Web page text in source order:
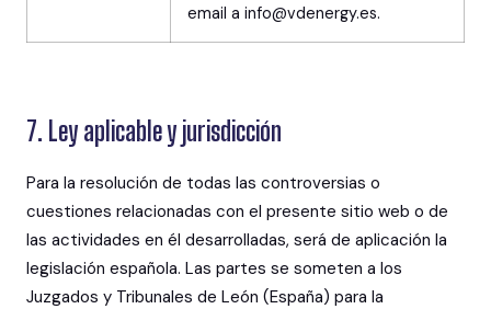
email a info@vdenergy.es.
7. Ley aplicable y jurisdicción
Para la resolución de todas las controversias o
cuestiones relacionadas con el presente sitio web o de
las actividades en él desarrolladas, será de aplicación la
legislación española. Las partes se someten a los
Juzgados y Tribunales de León (España) para la